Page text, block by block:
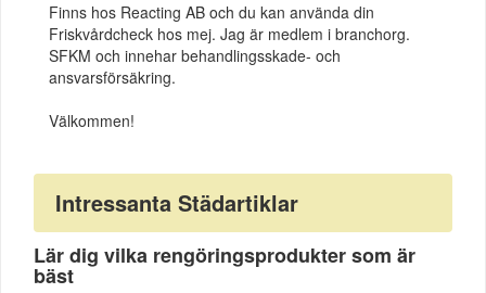
Finns hos Reacting AB och du kan använda din
Friskvårdcheck hos mej. Jag är medlem i branchorg.
SFKM och innehar behandlingsskade- och
ansvarsförsäkring.
Välkommen!
Intressanta Städartiklar
Lär dig vilka rengöringsprodukter som är
bäst